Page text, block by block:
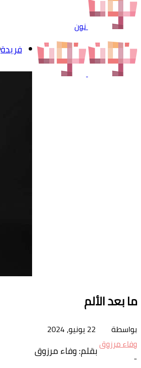
نون
فريدة
ما بعد الألم
بواسطة
وفاء مرزوق
-
22 يونيو، 2024
بقلم: وفاء مرزوق